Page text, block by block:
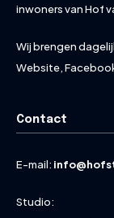
inwoners van Hof
Wij brengen
Website,
Contact
E-mail:
Studio: